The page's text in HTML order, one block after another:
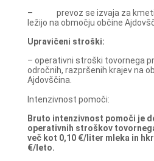
– prevoz se izvaja za
ležijo na območju občine
Upravičeni stroški:
– operativni stroški tovornega
odročnih, razpršenih krajev na
Ajdovščina.
Intenzivnost pomoči:
Bruto intenzivnost pomoči je
operativnih stroškov
več kot 0,10 €/liter mleka in
€/leto.